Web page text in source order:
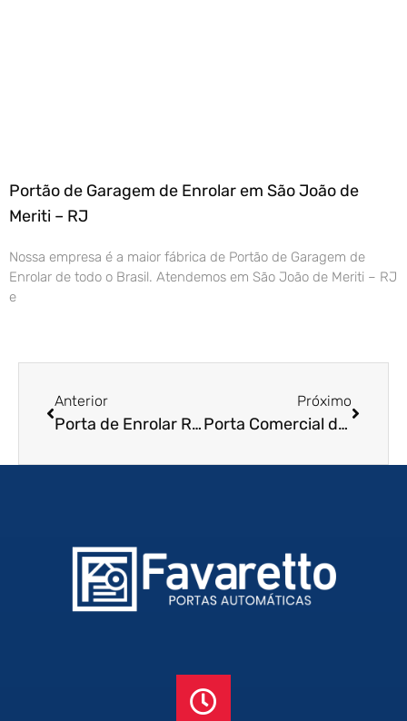
Portão de Garagem de Enrolar em São João de
Meriti – RJ
Nossa empresa é a maior fábrica de Portão de Garagem de
Enrolar de todo o Brasil. Atendemos em São João de Meriti – RJ
e
Anterior
Porta de Enrolar Residencial
Próximo
Porta Comercial de Enrolar